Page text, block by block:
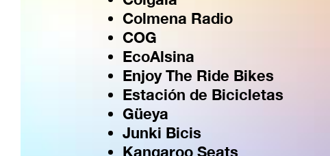
Colmena Radio
COG
EcoAlsina
Enjoy The Ride Bikes
Estación de Bicicletas
Güeya
Junki Bicis
Kangaroo Seats